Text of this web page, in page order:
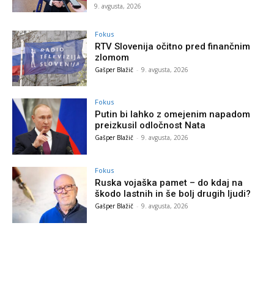
9. avgusta, 2026
Fokus
RTV Slovenija očitno pred finančnim
zlomom
Gašper Blažič - 9. avgusta, 2026
Fokus
Putin bi lahko z omejenim napadom
preizkusil odločnost Nata
Gašper Blažič - 9. avgusta, 2026
Fokus
Ruska vojaška pamet – do kdaj na
škodo lastnih in še bolj drugih ljudi?
Gašper Blažič - 9. avgusta, 2026